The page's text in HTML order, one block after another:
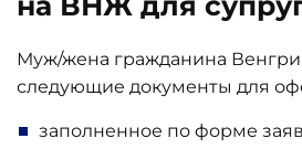
Муж/жена гражданина
следующие документы для
заполненное по форме